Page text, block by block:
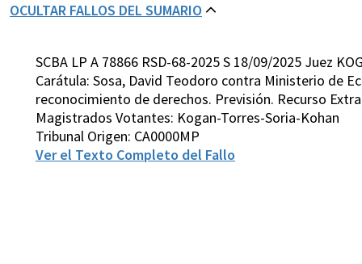
OCULTAR FALLOS DEL SUMARIO
SCBA LP A 78866 RSD-68-2025 S 18/09/2025 Juez
Carátula: Sosa, David Teodoro contra Ministerio de
reconocimiento de derechos. Previsión. Recurso
Magistrados Votantes: Kogan-Torres-Soria-Kohan
Tribunal Origen: CA0000MP
Ver el Texto Completo del Fallo